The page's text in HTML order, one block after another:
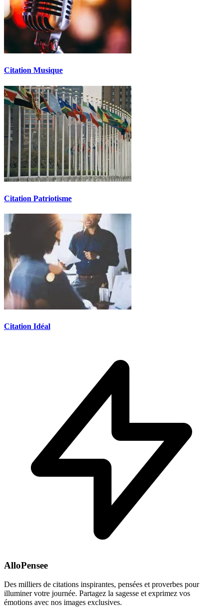
Citation Musique
Citation Patriotisme
Citation Idéal
AlloPensee
Des milliers de citations inspirantes, pensées et proverbes pour
illuminer votre journée. Partagez la sagesse et exprimez vos
émotions avec nos images exclusives.